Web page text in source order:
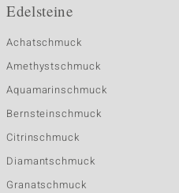
Edelsteine
Achatschmuck
Amethystschmuck
Aquamarinschmuck
Bernsteinschmuck
Citrinschmuck
Diamantschmuck
Granatschmuck